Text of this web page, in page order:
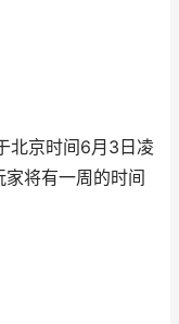
京时间6月3日凌
将有一周的时间